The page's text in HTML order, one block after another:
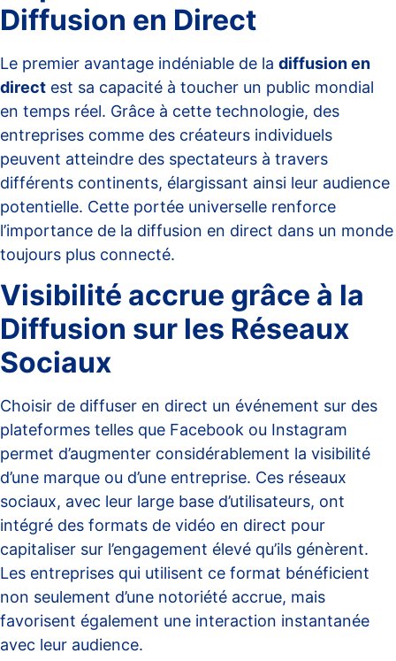
Diffusion en Direct
Le premier avantage indéniable de la diffusion en
direct est sa capacité à toucher un public mondial
en temps réel. Grâce à cette technologie, des
entreprises comme des créateurs individuels
peuvent atteindre des spectateurs à travers
différents continents, élargissant ainsi leur audience
potentielle. Cette portée universelle renforce
l’importance de la diffusion en direct dans un monde
toujours plus connecté.
Visibilité accrue grâce à la
Diffusion sur les Réseaux
Sociaux
Choisir de diffuser en direct un événement sur des
plateformes telles que Facebook ou Instagram
permet d’augmenter considérablement la visibilité
d’une marque ou d’une entreprise. Ces réseaux
sociaux, avec leur large base d’utilisateurs, ont
intégré des formats de vidéo en direct pour
capitaliser sur l’engagement élevé qu’ils génèrent.
Les entreprises qui utilisent ce format bénéficient
non seulement d’une notoriété accrue, mais
favorisent également une interaction instantanée
avec leur audience.